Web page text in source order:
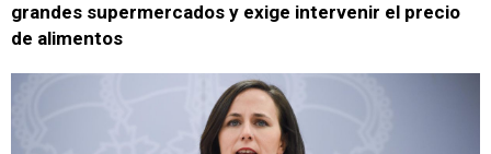
grandes supermercados y exige intervenir el precio
de alimentos